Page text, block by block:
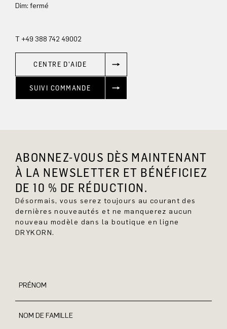
Dim: fermé
T +49 388 742 49002
CENTRE D'AIDE
SUIVI COMMANDE
ABONNEZ-VOUS DÈS MAINTENANT
À LA NEWSLETTER ET BÉNÉFICIEZ
DE 10 % DE RÉDUCTION.
Désormais, vous serez toujours au courant des
dernières nouveautés et ne manquerez aucun
nouveau modèle dans la boutique en ligne
DRYKORN.
PRÉNOM
NOM DE FAMILLE